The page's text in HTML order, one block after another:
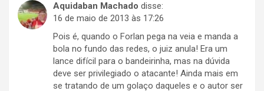
Aquidaban Machado disse:
16 de maio de 2013 às 17:26
Pois é, quando o Forlan pega na veia e manda a
bola no fundo das redes, o juiz anula! Era um
lance difícil para o bandeirinha, mas na dúvida
deve ser privilegiado o atacante! Ainda mais em
se tratando de um golaço daqueles e o autor ser